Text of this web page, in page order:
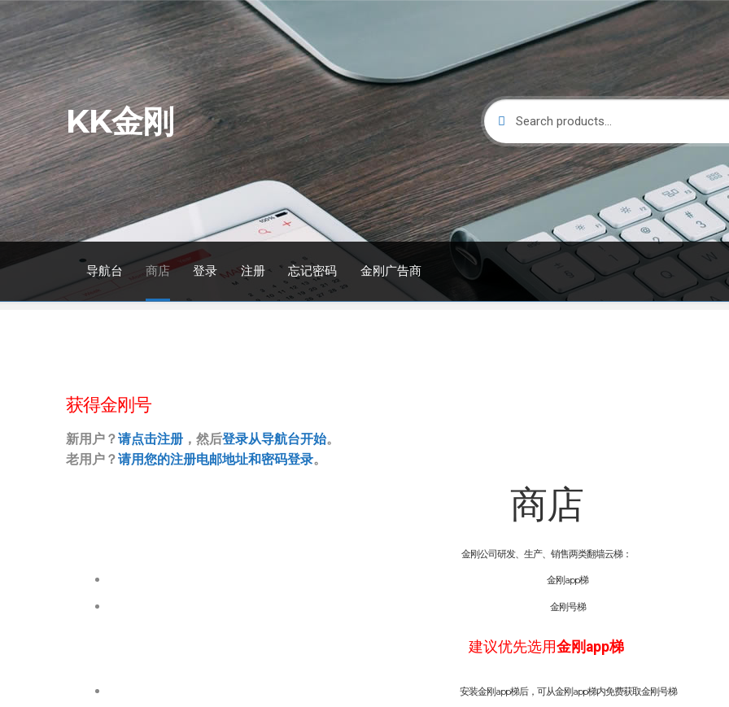
Skip
to
navigation
Skip
to
content
KK金刚
Search
for:
Search
导航台 商店 登录 注册 忘记密码 金刚广告商
获得金刚号
新用户？请点击注册 ，然后登录从导航台开始。
老用户？请用您的注册电邮地址和密码登录。
商店
金刚公司研发、生产、销售两类翻墙云梯：
金刚app梯
金刚号梯
建议优先选用金刚app梯
安装金刚app梯后，可从金刚app梯内免费获取金刚号梯